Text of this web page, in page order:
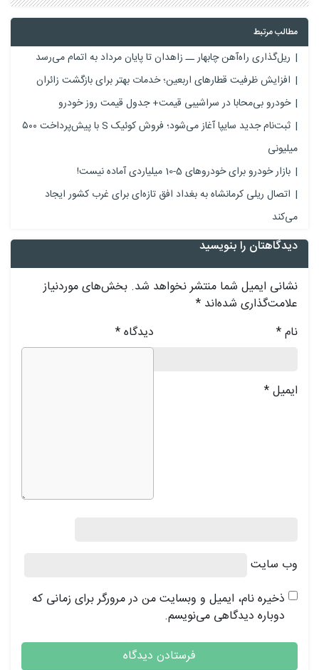
مطالب مرتبط
ریل‌گذاری راه‌آهن چابهار ــ زاهدان تا پایان مرداد به اتمام می‌رسد
افزایش ظرفیت قطارهای اربعین؛ خدمات بهتر برای بازگشت زائران
خودرو بی‌محابا در سراشیبی قیمت+ جدول قیمت روز خودرو
ثبت‌نام جدید سایپا آغاز می‌شود؛ فروش کوئیک S با پیش‌پرداخت ۵۰۰
میلیونی
بازار خودرو برای خودروهای 5-10 میلیاردی آماده نیست!
اتصال ریلی کرمانشاه به بغداد افق تازه‌ای برای غرب کشور ایجاد
می‌کند
دیدگاهتان را بنویسید
نشانی ایمیل شما منتشر نخواهد شد.بخش‌های موردنیاز
علامت‌گذاری شده‌اند*
دیدگاه* نام*
ایمیل*
وب‌ سایت
ذخیره نام، ایمیل و وبسایت من در مرورگر برای زمانی که
دوباره دیدگاهی می‌نویسم.